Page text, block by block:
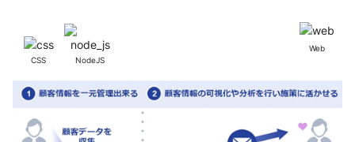
CSS NodeJS
Web